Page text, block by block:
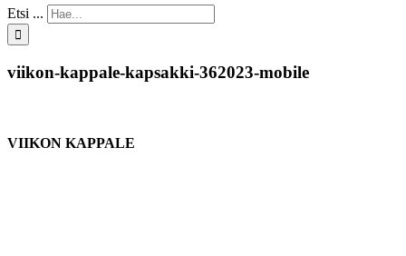
Etsi ...
viikon-kappale-kapsakki-362023-mobile
VIIKON KAPPALE